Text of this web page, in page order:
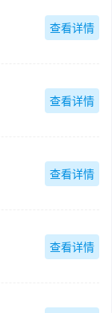
查看详情
查看详情
查看详情
查看详情